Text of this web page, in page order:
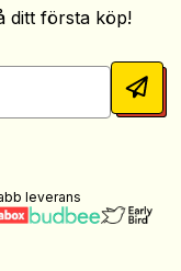
ditt första köp!
leverans